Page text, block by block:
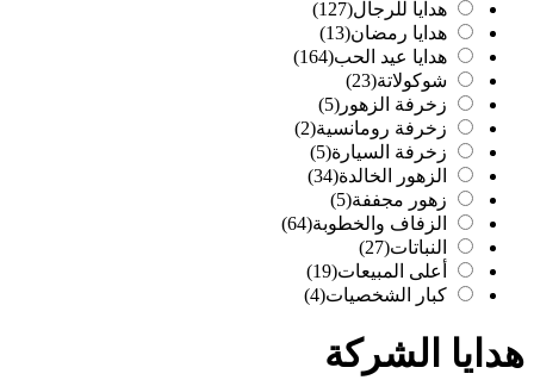
هدايا للرجال(127)
هدايا رمضان(13)
هدايا عيد الحب(164)
شوكولاتة(23)
زخرفة الزهور (5)
زخرفة رومانسية(2)
زخرفة السيارة(5)
الزهور الخالدة(34)
زهور مجففة(5)
الزفاف والخطوبة(64)
النباتات(27)
أعلى المبيعات(19)
كبار الشخصيات(4)
هدايا الشركة